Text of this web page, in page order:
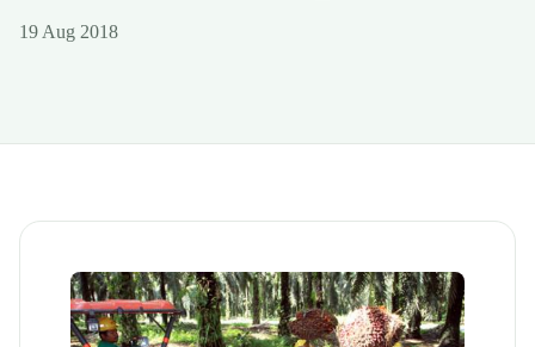
19 Aug 2018